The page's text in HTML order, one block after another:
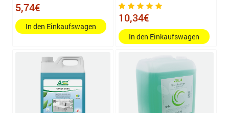
5,74€
In den Einkaufswagen
10,34€
In den Einkaufswagen